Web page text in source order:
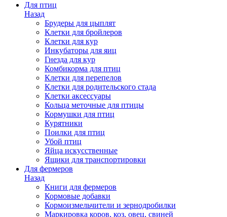
Для птиц
Назад
Брудеры для цыплят
Клетки для бройлеров
Клетки для кур
Инкубаторы для яиц
Гнезда для кур
Комбикорма для птиц
Клетки для перепелов
Клетки для родительского стада
Клетки аксессуары
Кольца меточные для птицы
Кормушки для птиц
Курятники
Поилки для птиц
Убой птиц
Яйца искусственные
Ящики для транспортировки
Для фермеров
Назад
Книги для фермеров
Кормовые добавки
Кормоизмельчители и зернодробилки
Маркировка коров, коз, овец, свиней